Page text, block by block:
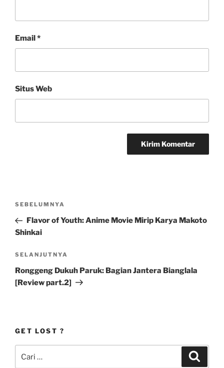
Email *
Situs Web
Navigasi
Pos
Sebelumnya
SEBELUMNYA
Flavor of Youth: Anime Movie Mirip Karya Makoto
Shinkai
Pos
Selanjutnya
SELANJUTNYA
Ronggeng Dukuh Paruk: Bagian Jantera Bianglala
[Review part.2]
GET LOST ?
untuk: